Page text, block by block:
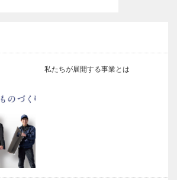
私たちが展開する事業とは